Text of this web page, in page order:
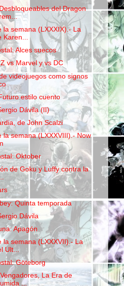
del Dragon
la semana (LXXXIX).- La
Karen...
Alces suecos
vs Marvel y vs DC
videojuegos como signos
estilo cuento
Dávila (II)
de John Scalzi
la semana (LXXXVIII).- Now
Oktober
de Goku y Luffy contra la
Quinta temporada
Dávila
Apagón
la semana (LXXXVII).- La
Ult...
Göteborg
La Era de
...